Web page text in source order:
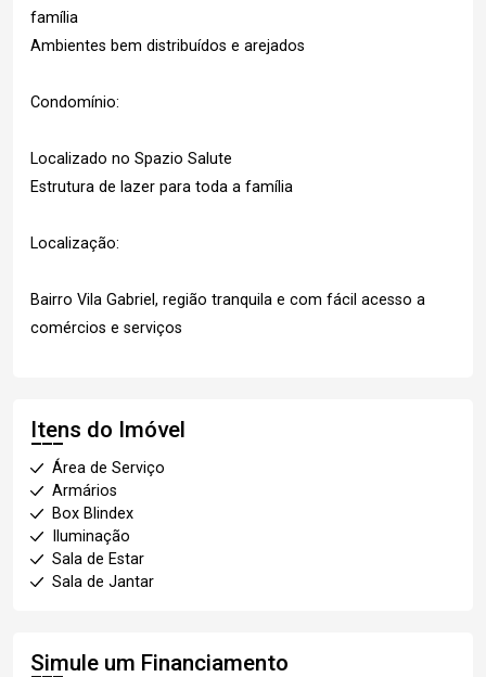
família
Ambientes bem distribuídos e arejados
Condomínio:
Localizado no Spazio Salute
Estrutura de lazer para toda a família
Localização:
Bairro Vila Gabriel, região tranquila e com fácil acesso a
comércios e serviços
Itens do Imóvel
Área de Serviço
Armários
Box Blindex
Iluminação
Sala de Estar
Sala de Jantar
Simule um Financiamento